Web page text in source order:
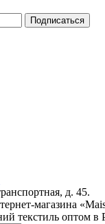
д. 45.
магазина
текстиль оптом в